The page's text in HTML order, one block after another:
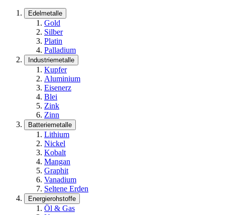
Edelmetalle
Gold
Silber
Platin
Palladium
Industriemetalle
Kupfer
Aluminium
Eisenerz
Blei
Zink
Zinn
Batteriemetalle
Lithium
Nickel
Kobalt
Mangan
Graphit
Vanadium
Seltene Erden
Energierohstoffe
Öl & Gas